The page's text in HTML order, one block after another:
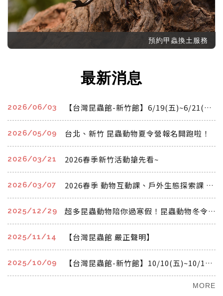
預約甲蟲換土服務
最新消息
2026/06/03 【台灣昆蟲館-新竹館】6/19(五)~6/21(日)端午連假 開館時間公告
2026/05/09 台北、新竹 昆蟲動物夏令營報名開跑啦！
2026/03/21 2026春季新竹活動搶先看~
2026/03/07 2026春季 動物互動課、戶外生態探索課 開始報名啦!!!
2025/12/29 超多昆蟲動物陪你過寒假！昆蟲動物冬令營
2025/11/14 【台灣昆蟲館 嚴正聲明】
2025/10/09 【台灣昆蟲館-新竹館】10/10(五)~10/12(日)國慶連假 開館時間公告
MORE